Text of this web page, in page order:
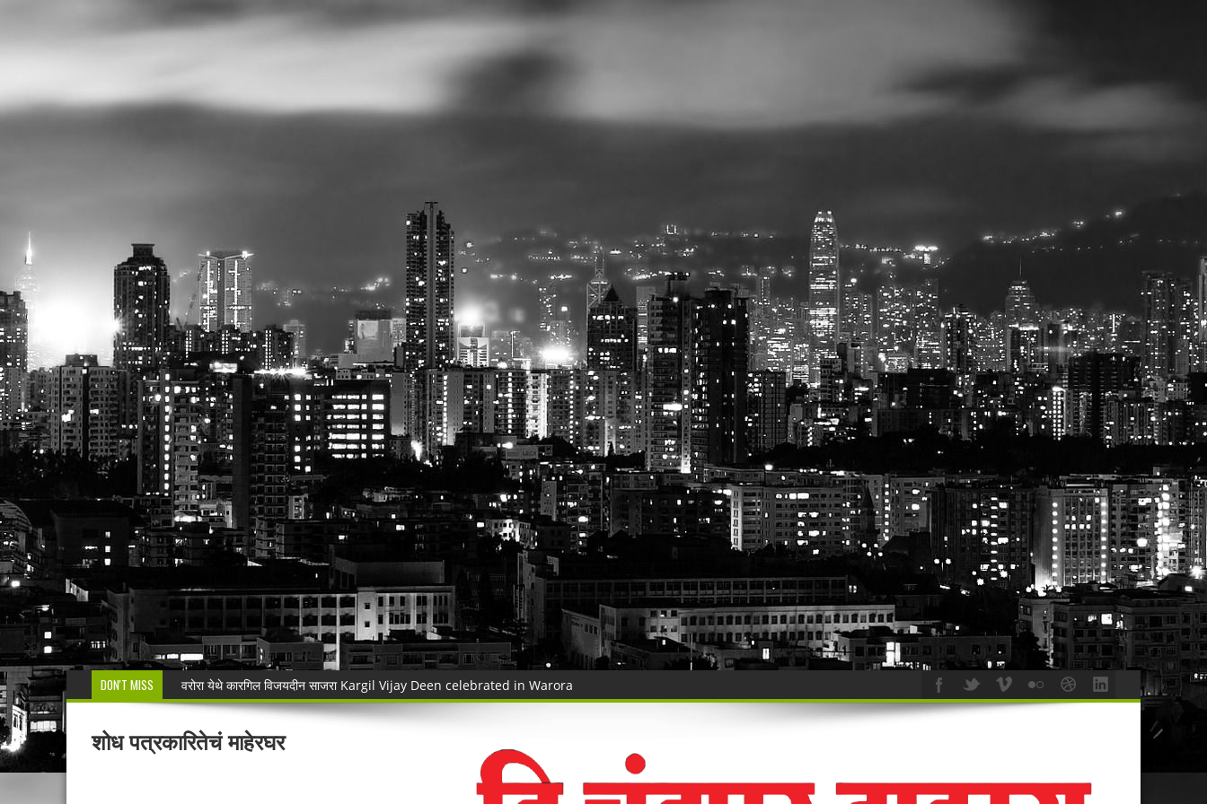
DON'T MISS
वरोरा येथे कारगिल विजयदीन साजरा Kargil Vijay Deen celebrated in Warora
🚨 धडाकेबाज कारवाई! LCBच्या थरारक पाठलागानंतर ३५ गोवंशांची सुटका; २२.३५ लाखांचा मुद्देमाल जप्त
वाढदिवसाचा आनंद हिरवाईला अर्पण; रुपेश कुतरमारे यांचा वृक्षसंवर्धनाचा प्रेरणादायी संकल्प
🚨 राजुरा पोलिसांची धडाकेबाज कारवाई!Rajura Police's explosive action!
शोध पत्रकारितेचं माहेरघर